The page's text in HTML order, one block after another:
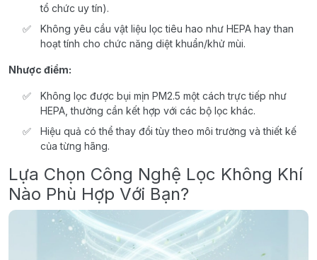
tổ chức uy tín).
Không yêu cầu vật liệu lọc tiêu hao như HEPA hay than
hoạt tính cho chức năng diệt khuẩn/khử mùi.
Nhược điểm:
Không lọc được bụi mịn PM2.5 một cách trực tiếp như
HEPA, thường cần kết hợp với các bộ lọc khác.
Hiệu quả có thể thay đổi tùy theo môi trường và thiết kế
của từng hãng.
Lựa Chọn Công Nghệ Lọc Không Khí
Nào Phù Hợp Với Bạn?